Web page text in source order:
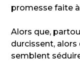
promesse faite
Alors que,
durcissent,
semblent